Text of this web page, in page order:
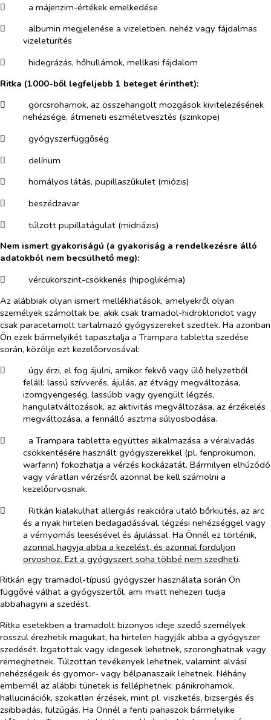
​
a májenzim-értékek emelkedése
​
albumin megjelenése a vizeletben, nehéz vagy fájdalmas
vizeletürítés
​
hidegrázás, hőhullámok, mellkasi fájdalom
Ritka (1000-ből legfeljebb 1 beteget érinthet):
​
görcsrohamok, az összehangolt mozgások kivitelezésének
nehézsége, átmeneti eszméletvesztés (szinkope)
​
gyógyszerfüggőség
​
delírium
​
homályos látás, pupillaszűkület (miózis)
​
beszédzavar
​
túlzott pupillatágulat (midriázis)
Nem ismert gyakoriságú (a gyakoriság a rendelkezésre álló
adatokból nem becsülhető meg):
​
vércukorszint-csökkenés (hipoglikémia)
Az alábbiak olyan ismert mellékhatások, amelyekről olyan
személyek számoltak be, akik csak tramadol-hidrokloridot vagy
csak paracetamolt tartalmazó gyógyszereket szedtek. Ha azonban
Ön ezek bármelyikét tapasztalja a Trampara tabletta szedése
során, közölje ezt kezelőorvosával:
​
úgy érzi, el fog ájulni, amikor fekvő vagy ülő helyzetből
feláll; lassú szívverés, ájulás, az étvágy megváltozása,
izomgyengeség, lassúbb vagy gyengült légzés,
hangulatváltozások, az aktivitás megváltozása, az érzékelés
megváltozása, a fennálló asztma súlyosbodása.
​
a Trampara tabletta együttes alkalmazása a véralvadás
csökkentésére használt gyógyszerekkel (pl. fenprokumon,
warfarin) fokozhatja a vérzés kockázatát. Bármilyen elhúzódó
vagy váratlan vérzésről azonnal be kell számolni a
kezelőorvosnak.
​
Ritkán kialakulhat allergiás reakcióra utaló bőrkiütés, az arc
és a nyak hirtelen bedagadásával, légzési nehézséggel vagy
a vérnyomás leesésével és ájulással. Ha Önnél ez történik,
azonnal hagyja abba a kezelést, és azonnal forduljon
orvoshoz. Ezt a gyógyszert soha többé nem szedheti.
Ritkán egy tramadol-típusú gyógyszer használata során Ön
függővé válhat a gyógyszertől, ami miatt nehezen tudja
abbahagyni a szedést.
Ritka esetekben a tramadolt bizonyos ideje szedő személyek
rosszul érezhetik magukat, ha hirtelen hagyják abba a gyógyszer
szedését. Izgatottak vagy idegesek lehetnek, szoronghatnak vagy
remeghetnek. Túlzottan tevékenyek lehetnek, valamint alvási
nehézségeik és gyomor- vagy bélpanaszaik lehetnek. Néhány
embernél az alábbi tünetek is felléphetnek: pánikrohamok,
hallucinációk, szokatlan érzések, mint pl. viszketés, bizsergés és
zsibbadás, fülzúgás. Ha Önnél a fenti panaszok bármelyike